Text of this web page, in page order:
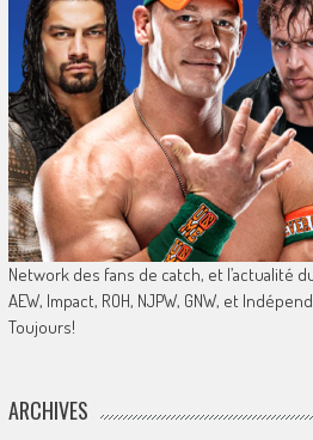
Network des fans de catch, et l’actualité
AEW, Impact, ROH, NJPW, GNW, et
Toujours!
ARCHIVES